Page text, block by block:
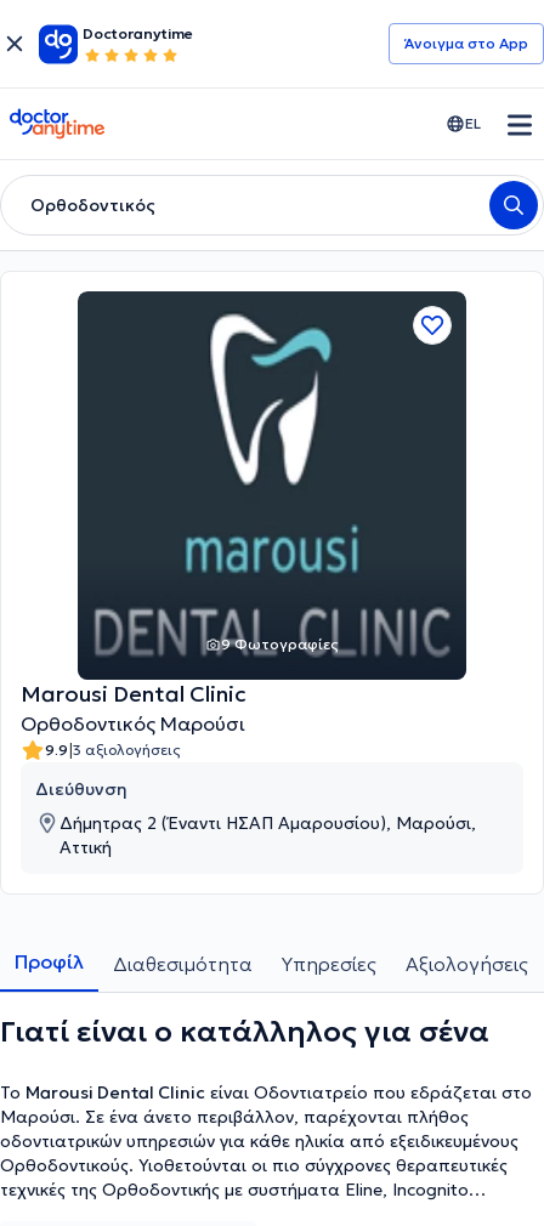
Doctoranytime
Άνοιγμα στο App
doctoranytime EL
Ορθοδοντικός
9 Φωτογραφίες
Marousi Dental Clinic
Ορθοδοντικός Μαρούσι
9.9|3 αξιολογήσεις
Διεύθυνση
Δήμητρας 2 (Έναντι ΗΣΑΠ Αμαρουσίου), Μαρούσι,
Αττική
Προφίλ Διαθεσιμότητα Υπηρεσίες Αξιολογήσεις
Γιατί είναι ο κατάλληλος για σένα
To Marousi Dental Clinic είναι Οδοντιατρείο που εδράζεται στο
Μαρούσι. Σε ένα άνετο περιβάλλον, παρέχονται πλήθος
οδοντιατρικών υπηρεσιών για κάθε ηλικία από εξειδικευμένους
Ορθοδοντικούς. Υιοθετούνται οι πιο σύγχρονες θεραπευτικές
τεχνικές της Ορθοδοντικής με συστήματα Eline, Incognito